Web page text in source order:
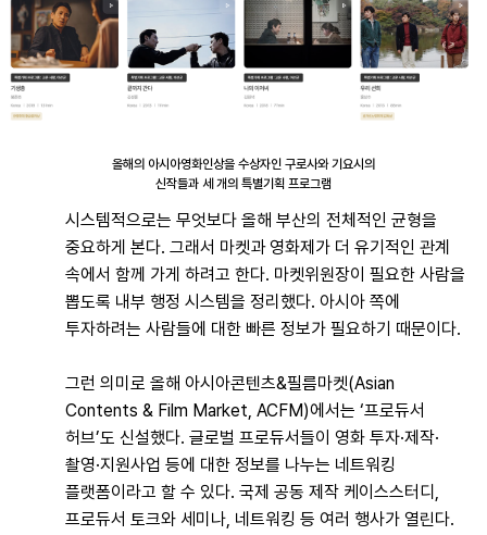
올해의 아시아영화인상을 수상자인 구로사와 기요시의
신작들과 세 개의 특별기획 프로그램
시스템적으로는 무엇보다 올해 부산의 전체적인 균형을
중요하게 본다. 그래서 마켓과 영화제가 더 유기적인 관계
속에서 함께 가게 하려고 한다. 마켓위원장이 필요한 사람을
뽑도록 내부 행정 시스템을 정리했다. 아시아 쪽에
투자하려는 사람들에 대한 빠른 정보가 필요하기 때문이다.
그런 의미로 올해 아시아콘텐츠&필름마켓(Asian
Contents & Film Market, ACFM)에서는 ‘프로듀서
허브’도 신설했다. 글로벌 프로듀서들이 영화 투자·제작·
촬영·지원사업 등에 대한 정보를 나누는 네트워킹
플랫폼이라고 할 수 있다. 국제 공동 제작 케이스스터디,
프로듀서 토크와 세미나, 네트워킹 등 여러 행사가 열린다.